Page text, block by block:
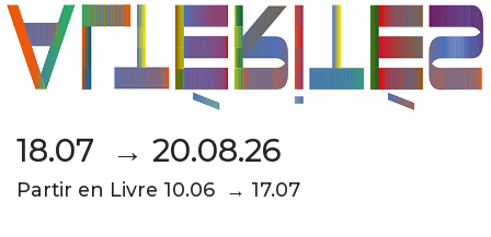
18.07 → 20.08.26
Partir en Livre 10.06 → 17.07